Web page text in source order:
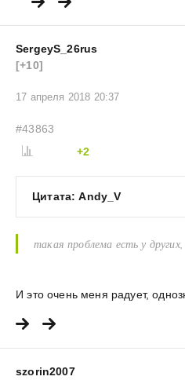
SergeyS_26rus
[+10]
17 апреля 2018 20:37
#43863
+2
Цитата: Andy_V
такая проблема есть у
И это очень меня радует,
szorin2007